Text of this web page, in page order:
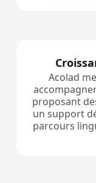
Acolad
proposant
un support
parcours